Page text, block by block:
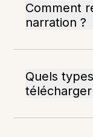
Comment
narration ?
Quels
télécharger